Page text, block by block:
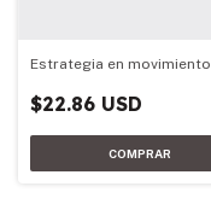
Estrategia en movimiento
$22.86 USD